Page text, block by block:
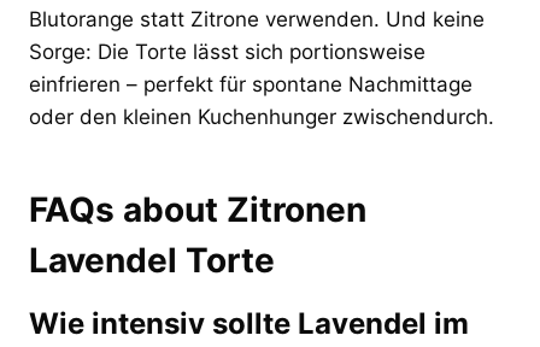
Blutorange statt Zitrone verwenden. Und keine
Sorge: Die Torte lässt sich portionsweise
einfrieren – perfekt für spontane Nachmittage
oder den kleinen Kuchenhunger zwischendurch.
FAQs about Zitronen
Lavendel Torte
Wie intensiv sollte Lavendel im